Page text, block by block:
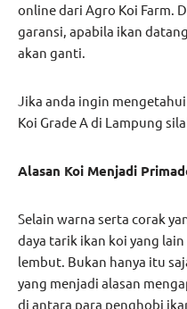
online dari Agro Koi Farm.
garansi, apabila ikan
akan ganti.
Jika anda ingin
Koi Grade A di Lampung
Alasan Koi Menjadi
Selain warna serta corak
daya tarik ikan koi yang
lembut. Bukan hanya itu
yang menjadi alasan
di antara para penghobi